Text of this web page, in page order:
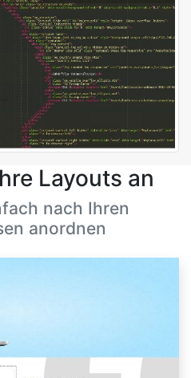
Layouts an
nach Ihren
anordnen